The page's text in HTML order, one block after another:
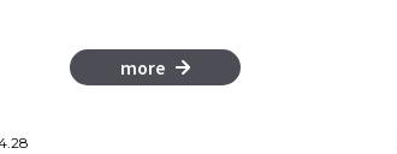
more